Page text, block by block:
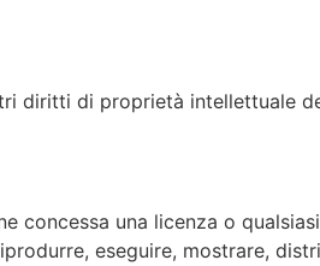
di proprietà intellettuale
concessa una licenza o
eseguire, mostrare,